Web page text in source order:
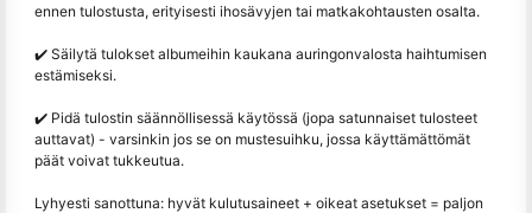
ennen tulostusta, erityisesti ihosävyjen tai matkakohtausten osalta.
✔️ Säilytä tulokset albumeihin kaukana auringonvalosta haihtumisen
estämiseksi.
✔️ Pidä tulostin säännöllisessä käytössä (jopa satunnaiset tulosteet
auttavat) - varsinkin jos se on mustesuihku, jossa käyttämättömät
päät voivat tukkeutua.
Lyhyesti sanottuna: hyvät kulutusaineet + oikeat asetukset = paljon